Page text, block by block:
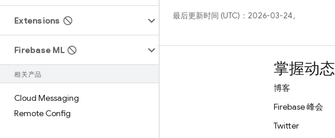
Extensions
Firebase ML
相关产品
Cloud Messaging
Remote Config
最后更新时间 (UTC)：2026-03-24。
学习 掌握动态
博客
Firebase 峰会
Twitter